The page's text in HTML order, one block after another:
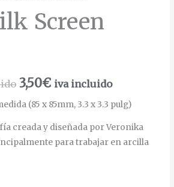
Screen
3,50€ iva incluido
(85 x 85mm, 3.3 x 3.3 pulg)
creada y diseñada por Veronika
para trabajar en arcilla